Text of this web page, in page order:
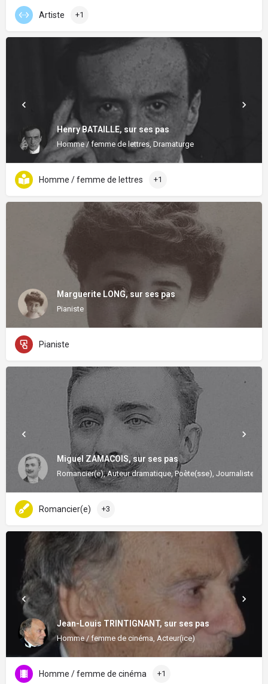
Artiste +1
Henry BATAILLE, sur ses pas
Homme / femme de lettres, Dramaturge
Homme / femme de lettres +1
Marguerite LONG, sur ses pas
Pianiste
Pianiste
Miguel ZAMACOIS, sur ses pas
Romancier(e), Auteur dramatique, Poète(sse), Journaliste
Romancier(e) +3
Jean-Louis TRINTIGNANT, sur ses pas
Homme / femme de cinéma, Acteur(ice)
Homme / femme de cinéma +1